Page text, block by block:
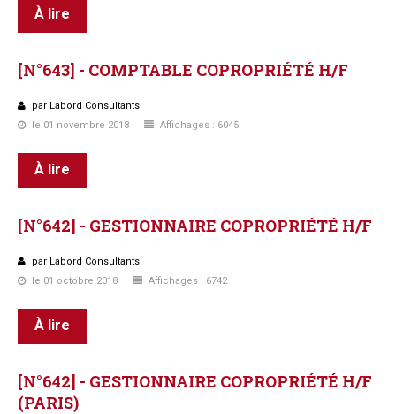
À lire
[N°643] - COMPTABLE COPROPRIÉTÉ H/F
par Labord Consultants
le 01 novembre 2018
Affichages : 6045
À lire
[N°642] - GESTIONNAIRE COPROPRIÉTÉ H/F
par Labord Consultants
le 01 octobre 2018
Affichages : 6742
À lire
[N°642] - GESTIONNAIRE COPROPRIÉTÉ H/F
(PARIS)